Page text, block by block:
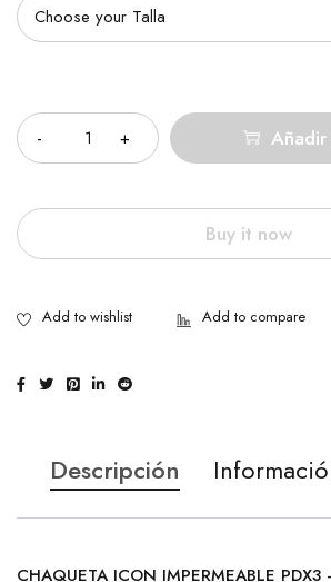
Buy it now
Descripción
CHAQUETA ICON IMPERMEABLE